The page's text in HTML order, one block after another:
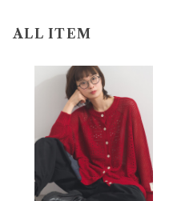
ALL ITEM